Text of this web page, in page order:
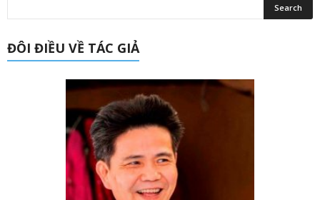
ĐÔI ĐIỀU VỀ TÁC GIẢ